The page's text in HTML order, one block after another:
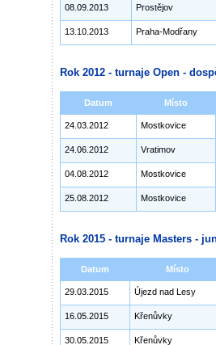
08.09.2013 Prostějov
13.10.2013 Praha-Modřany
Rok 2012 - turnaje Open -
Datum Místo
24.03.2012 Mostkovice
24.06.2012 Vratimov
04.08.2012 Mostkovice
25.08.2012 Mostkovice
Rok 2015 - turnaje Masters -
Datum Místo
29.03.2015 Újezd nad Lesy
16.05.2015 Křenůvky
30.05.2015 Křenůvky